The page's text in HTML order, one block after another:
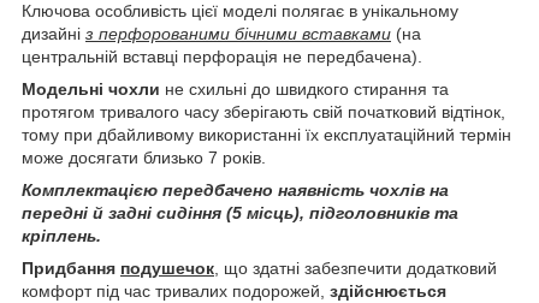
Ключова особливість цієї моделі полягає в унікальному
дизайні з перфорованими бічними вставками (на
центральній вставці перфорація не передбачена).
Модельні чохли не схильні до швидкого стирання та
протягом тривалого часу зберігають свій початковий відтінок,
тому при дбайливому використанні їх експлуатаційний термін
може досягати близько 7 років.
Комплектацією передбачено наявність чохлів на
передні й задні сидіння (5 місць), підголовників та
кріплень.
Придбання подушечок, що здатні забезпечити додатковий
комфорт під час тривалих подорожей, здійснюється